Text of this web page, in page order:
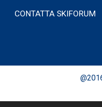
CONTATTA SKIFORUM